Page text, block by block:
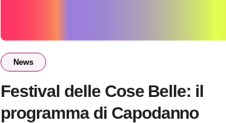
News
Festival delle Cose Belle: il
programma di Capodanno